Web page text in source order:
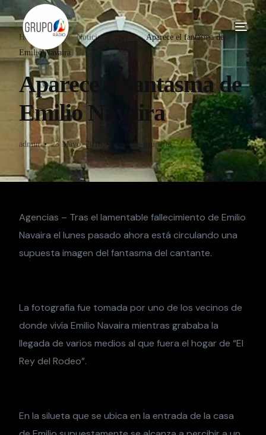
Home Blog Noticias-gruperas
Aparece el fantasma de
Emilio Navaira
Aparece el fantasma de
Emilio Navaira
admin 23 Mayo, 2016 Noticias-gruperas
Agencias – Tras el lamentable fallecimiento de Emilio
Navaira el lunes pasado ahora está circulando una
supuesta imagen del fantasma del cantante.
La fotografía fue tomada por uno de los vecinos de
donde vivía Emilio Navaira mientras grababa la
llegada de varios medios al que fuera el hogar de “El
Rey del Rodeo”.
En la silueta que se ubica en la entrada de la casa